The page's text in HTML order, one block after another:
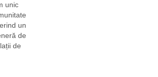
unic
un
de
de